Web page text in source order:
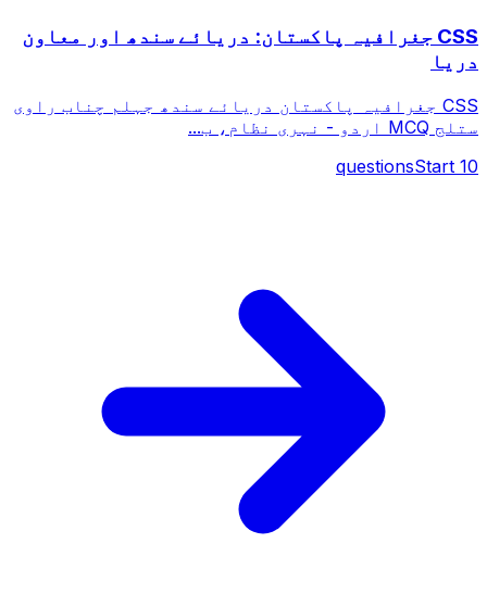
CSS جغرافیہ پاکستان: دریائے سندھ اور معاون
دریا
CSS جغرافیہ پاکستان دریائے سندھ جہلم چناب راوی
ستلج MCQ اردو - نہری نظام، ب...
10
questionsStart